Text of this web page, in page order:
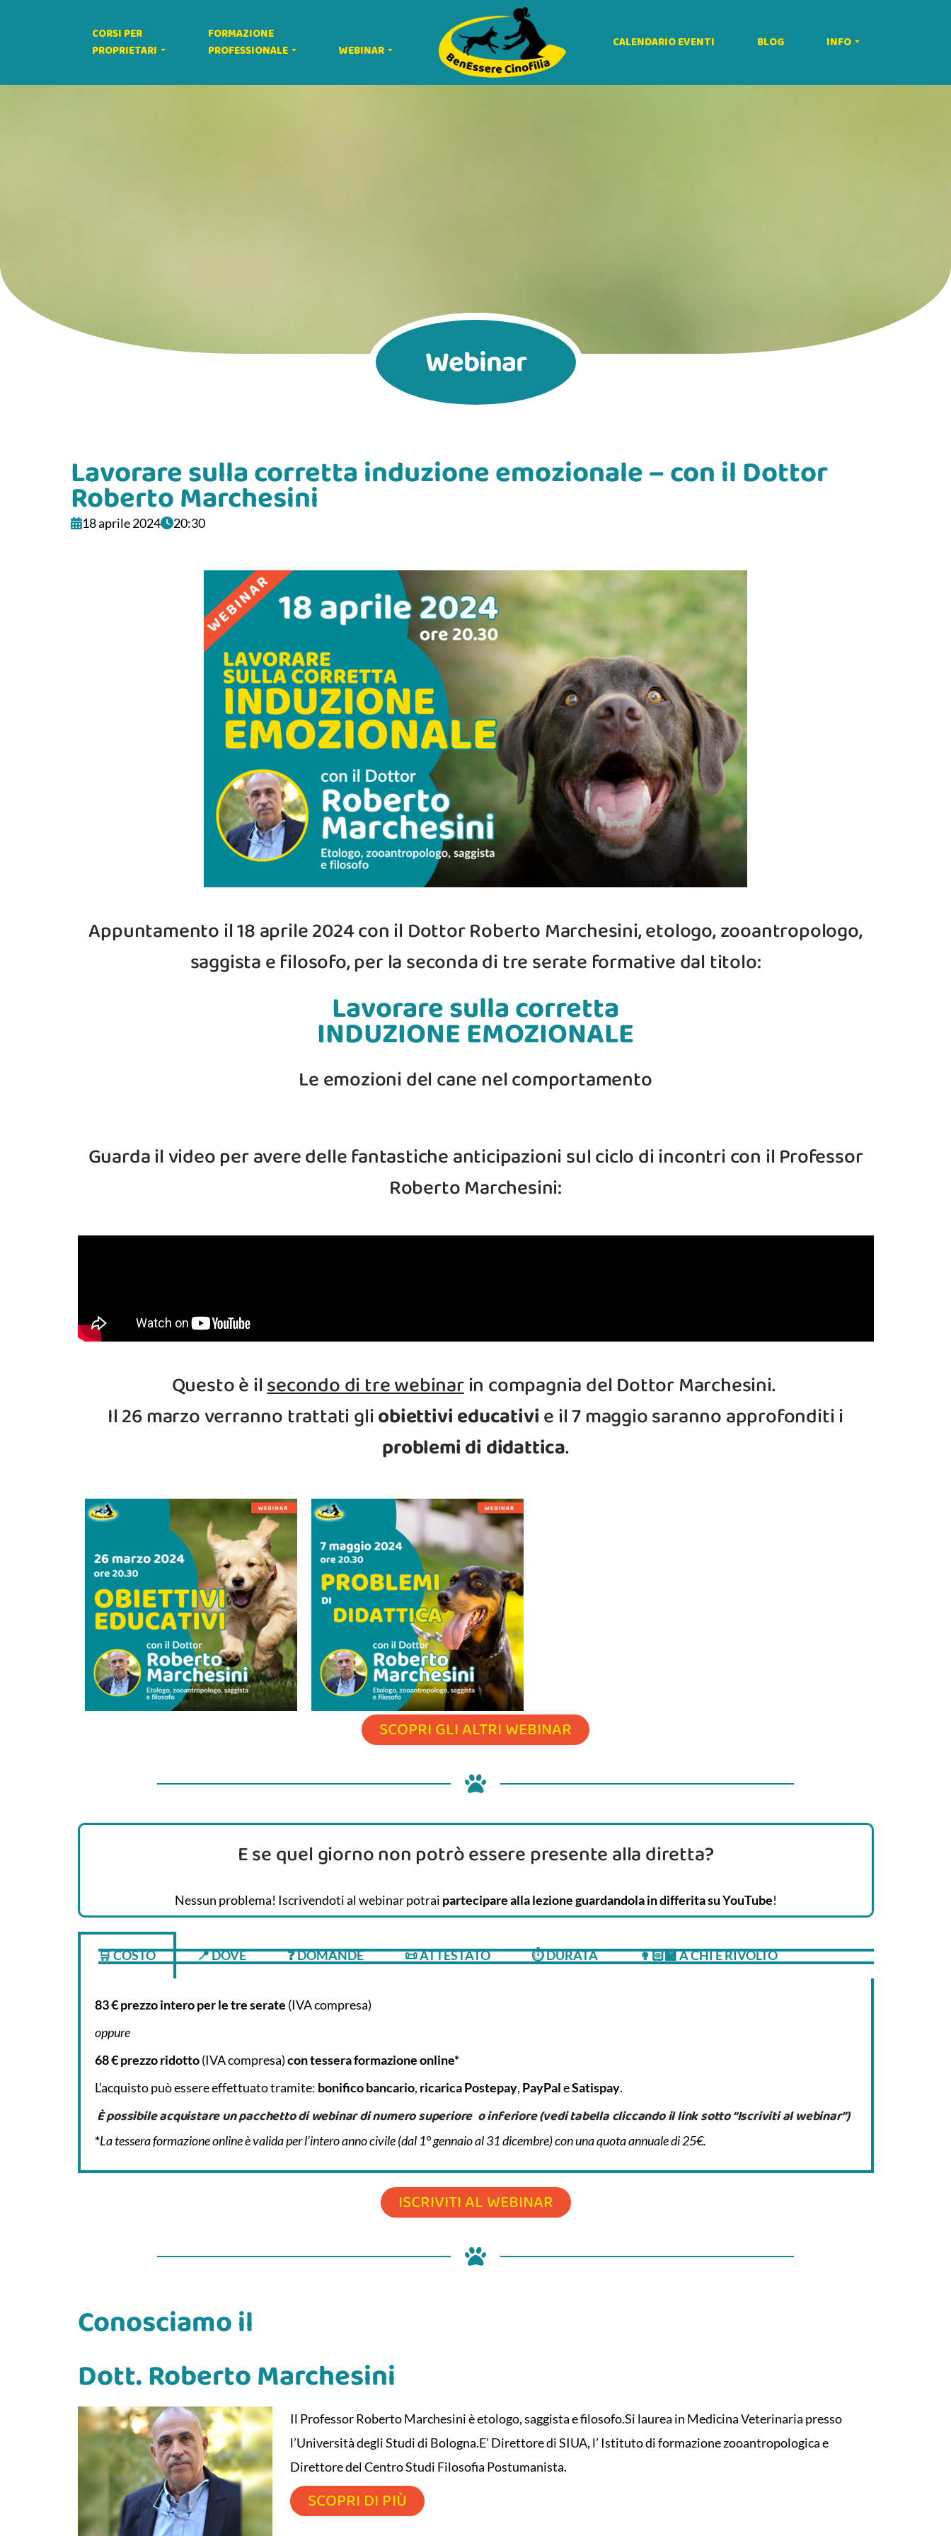
CORSI PER
PROPRIETARI
FORMAZIONE
PROFESSIONALE
WEBINAR
CALENDARIO EVENTI BLOG INFO
Webinar
Lavorare sulla corretta induzione emozionale – con il Dottor
Roberto Marchesini
18 aprile 2024 20:30
Appuntamento il 18 aprile 2024 con il Dottor Roberto Marchesini, etologo, zooantropologo,
saggista e filosofo, per la seconda di tre serate formative dal titolo:
Lavorare sulla corretta
INDUZIONE EMOZIONALE
Le emozioni del cane nel comportamento
Guarda il video per avere delle fantastiche anticipazioni sul ciclo di incontri con il Professor
Roberto Marchesini:
Questo è ilsecondo di tre webinarin compagnia del Dottor Marchesini.
Il 26 marzo verranno trattati gliobiettivi educativie il 7 maggio saranno approfonditi i
problemi di didattica.
SCOPRI GLI ALTRI WEBINAR
E se quel giorno non potrò essere presente alla diretta?
Nessun problema! Iscrivendoti al webinar potrai partecipare alla lezione guardandola in differita su YouTube!
🛒 COSTO 📍 DOVE ❓ DOMANDE 📜 ATTESTATO ⏱‍ DURATA 👩🏻‍🏫 A CHI È RIVOLTO
83 € prezzo intero per le tre serate (IVA compresa)
oppure
68 € prezzo ridotto(IVA compresa)con tessera formazione online*
L’acquisto può essere effettuato tramite: bonifico bancario, ricarica Postepay, PayPaleSatispay.
È possibile acquistare un pacchetto di webinar di numero superiore o inferiore (vedi tabella cliccando il link sotto “Iscriviti al webinar”)
*La tessera formazione online è valida per l’intero anno civile (dal 1° gennaio al 31 dicembre) con una quota annuale di 25€.
ISCRIVITI AL WEBINAR
Conosciamo il
Dott. Roberto Marchesini
Il Professor Roberto Marchesini è etologo, saggista e filosofo.Si laurea in Medicina Veterinaria presso
l’Università degli Studi di Bologna.E’ Direttore di SIUA, l’ Istituto di formazione zooantropologica e
Direttore del Centro Studi Filosofia Postumanista.
SCOPRI DI PIÙ